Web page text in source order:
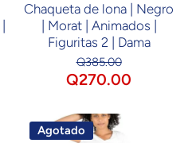
Chaqueta de lona | Negro
| Morat | Animados |
Figuritas 2 | Dama
Q385.00
Q270.00
Agotado